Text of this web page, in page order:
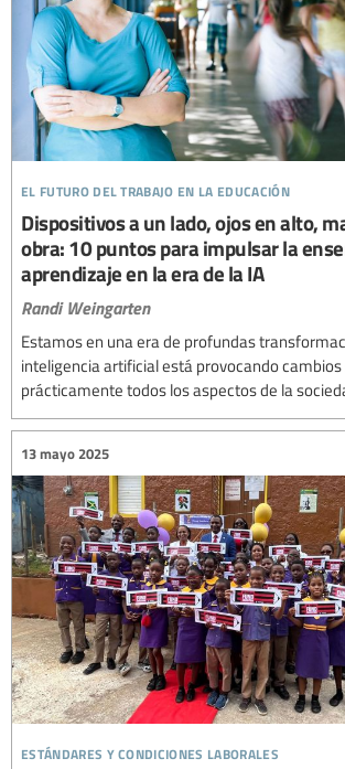
el futuro del trabajo en la educación
Dispositivos a un lado, ojos en alto,
obra: 10 puntos para impulsar la
aprendizaje en la era de la IA
Randi Weingarten
Estamos en una era de profundas
inteligencia artificial está provocando
prácticamente todos los aspectos de la
estándares y condiciones laborales
13 mayo 2025